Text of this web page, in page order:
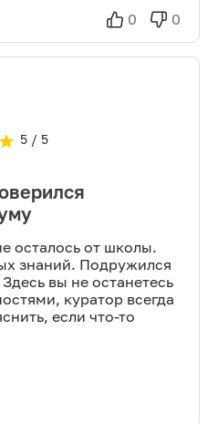
0 0
5/ 5
осталось от школы.
знаний. Подружился
вы не останетесь
куратор всегда
если что-то